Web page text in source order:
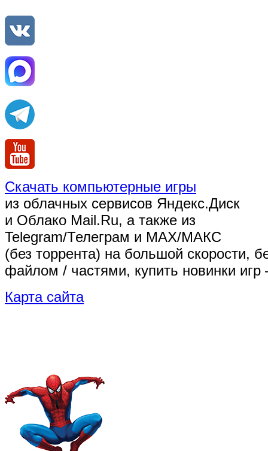
Скачать компьютерные игры
из облачных сервисов Яндекс.Диск
и Облако Mail.Ru, а также из
Telegram/Телеграм и MAX/МАКС
(без торрента) на большой скорости,
файлом / частями, купить новинки
Карта сайта